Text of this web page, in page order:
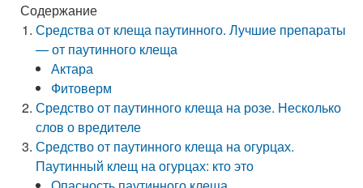
Содержание
Средства от клеща паутинного. Лучшие препараты
— от паутинного клеща
Актара
Фитоверм
Средство от паутинного клеща на розе. Несколько
слов о вредителе
Средство от паутинного клеща на огурцах.
Паутинный клещ на огурцах: кто это